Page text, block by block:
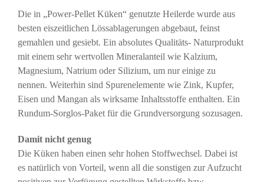
Die in „Power-Pellet Küken“ genutzte Heilerde wurde aus
besten eiszeitlichen Lössablagerungen abgebaut, feinst
gemahlen und gesiebt. Ein absolutes Qualitäts- Naturprodukt
mit einem sehr wertvollen Mineralanteil wie Kalzium,
Magnesium, Natrium oder Silizium, um nur einige zu
nennen. Weiterhin sind Spurenelemente wie Zink, Kupfer,
Eisen und Mangan als wirksame Inhaltsstoffe enthalten. Ein
Rundum-Sorglos-Paket für die Grundversorgung sozusagen.
Damit nicht genug
Die Küken haben einen sehr hohen Stoffwechsel. Dabei ist
es natürlich von Vorteil, wenn all die sonstigen zur Aufzucht